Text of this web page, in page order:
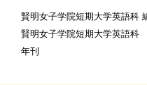
賢明女子学院短期大学英語科
賢明女子学院短期大学英語科
年刊